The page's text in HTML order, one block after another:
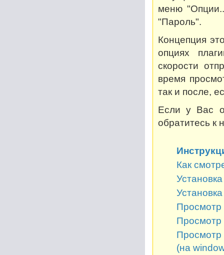
меню
"Пароль".
Концепция
опциях
скорости
время
так и после,
Если у Вас
обратитесь к
Как
Просмотр
Просмотр
Просмотр
(на